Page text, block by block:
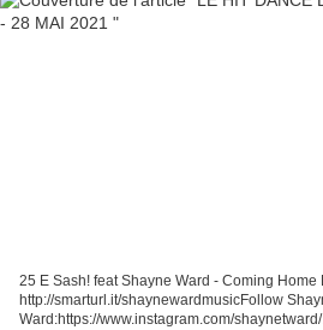
25 E Sash! feat Shayne Ward - Coming Home
http://smarturl.it/shaynewardmusicFollow
Ward:https://www.instagram.com/shaynetward/​